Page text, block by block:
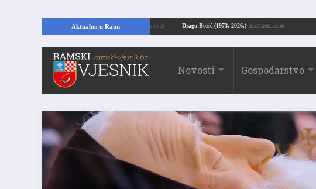
Aktualno u Rami Drago Borić (1973.-2026.) 31.07.2026. 19:10
temelje kuće, pronašao vrijedne arheološke ostatke 24.07.2026. 13:51
Novosti Gospodarstvo